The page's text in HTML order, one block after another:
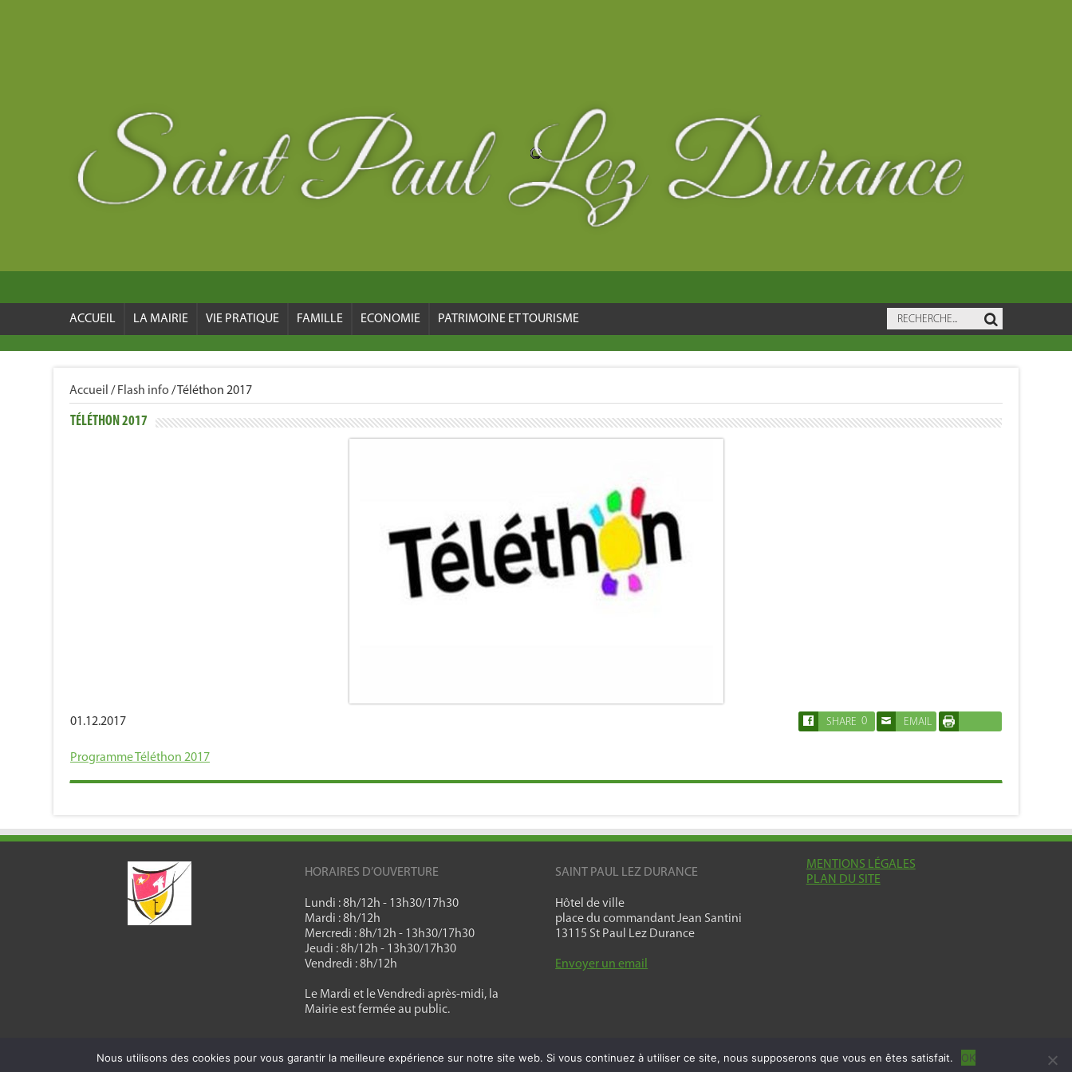
ACCUEIL LA MAIRIE VIE PRATIQUE FAMILLE ECONOMIE PATRIMOINE ET TOURISME
Accueil / Flash info /Téléthon 2017
TÉLÉTHON 2017
01.12.2017
SHARE 0 EMAIL
Programme Téléthon 2017
HORAIRES D’OUVERTURE
Lundi : 8h/12h - 13h30/17h30
Mardi : 8h/12h
Mercredi : 8h/12h - 13h30/17h30
Jeudi : 8h/12h - 13h30/17h30
Vendredi : 8h/12h
Le Mardi et le Vendredi après-midi, la
Mairie est fermée au public.
SAINT PAUL LEZ DURANCE
Hôtel de ville
place du commandant Jean Santini
13115 St Paul Lez Durance
Envoyer un email
MENTIONS LÉGALES
PLAN DU SITE
© Copyright 2026, All Rights Reserved.
Création de site, référencement Azur Consulting
Nous utilisons des cookies pour vous garantir la meilleure expérience sur notre site web. Si vous continuez à utiliser ce site, nous supposerons que vous en êtes satisfait. OK